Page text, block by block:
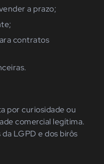
a prazo;
contratos
por curiosidade ou
comercial legítima.
LGPD e dos birôs